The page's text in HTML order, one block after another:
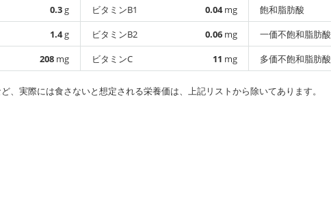
0.3g
1.4g
208 mg
ビタミンB1
0.04mg
ビタミンB2
0.06 mg
ビタミンC
11 mg
飽和脂肪酸
一価不飽和脂肪酸
多価不飽和脂肪酸
、実際には食さないと想定される栄養価は、上記リストから除いてあります。